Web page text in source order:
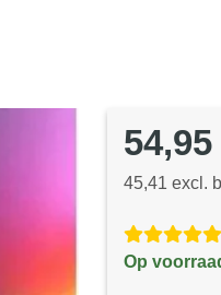
54,95
45,41 excl.
Op